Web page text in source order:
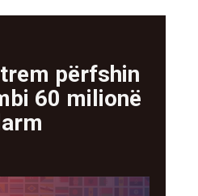
përfshin
60 milionë